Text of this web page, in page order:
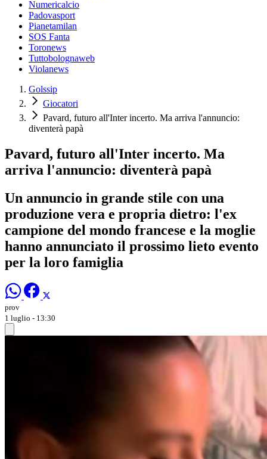
Numericalcio
Padovasport
Pianetamilan
SOS Fanta
Toronews
Tuttobolognaweb
Violanews
Golssip
Giocatori
Pavard, futuro all'Inter incerto. Ma arriva l'annuncio:
diventerà papà
Pavard, futuro all'Inter incerto. Ma
arriva l'annuncio: diventerà papà
Un annuncio in grande stile con una
produzione vera e propria dietro: l'ex
campione del mondo francese e la moglie
hanno annunciato il prossimo lieto evento
per la loro famiglia
prov
1 luglio - 13:30